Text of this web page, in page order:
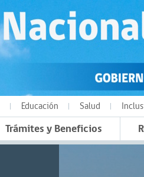
Educación Salud
Trámites y Beneficios